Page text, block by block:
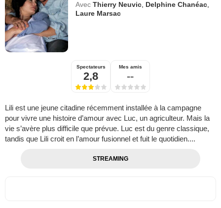
Avec Thierry Neuvic, Delphine Chanéac,
Laure Marsac
Spectateurs
2,8
Mes amis
--
Lili est une jeune citadine récemment installée à la campagne
pour vivre une histoire d’amour avec Luc, un agriculteur. Mais la
vie s’avère plus difficile que prévue. Luc est du genre classique,
tandis que Lili croit en l’amour fusionnel et fuit le quotidien....
STREAMING